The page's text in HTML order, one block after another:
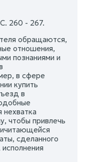
260 - 267.
обращаются,
отношения,
познаниями и
в сфере
купить
в
нехватка
чтобы привлечь
сделанного